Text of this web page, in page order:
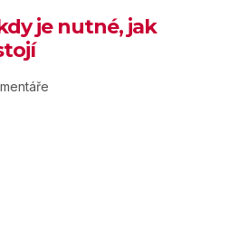
je nutné, jak